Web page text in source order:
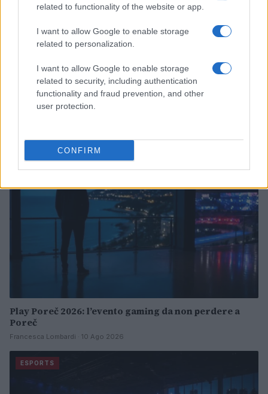
related to functionality of the website or app.
I want to allow Google to enable storage
related to personalization.
I want to allow Google to enable storage
related to security, including authentication
functionality and fraud prevention, and other
user protection.
CONFIRM
Continua a leggere
Play Poreč 2026: l’evento gaming da non perdere a
Poreč
Francesca Lombardi · 10 Ago 2026
ESPORTS